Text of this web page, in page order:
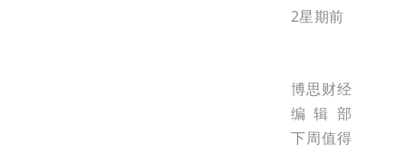
2星期前
博思财经
编辑部
下周值得